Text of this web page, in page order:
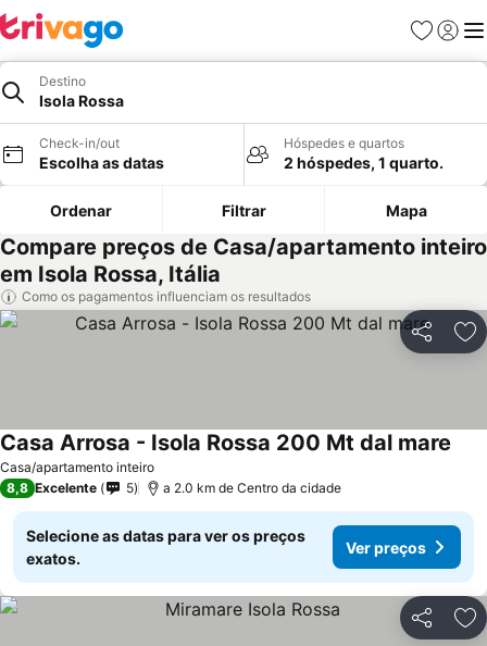
Favoritos
Iniciar
Destino
Isola Rossa
Check-in/out
Escolha as datas
Hóspedes e quartos
2 hóspedes, 1 quarto.
Ordenar Filtrar Mapa
Compare preços de Casa/apartamento inteiro
em Isola Rossa, Itália
Como os pagamentos influenciam os resultados
Partilhar
Casa/apartamento inteiro
Casa Arrosa - Isola Rossa 200 Mt dal mare
8,8 Excelente 5 a 2.0 km de Centro da cidade
Selecione as datas para ver os preços
exatos.
Ver preços
Partilhar